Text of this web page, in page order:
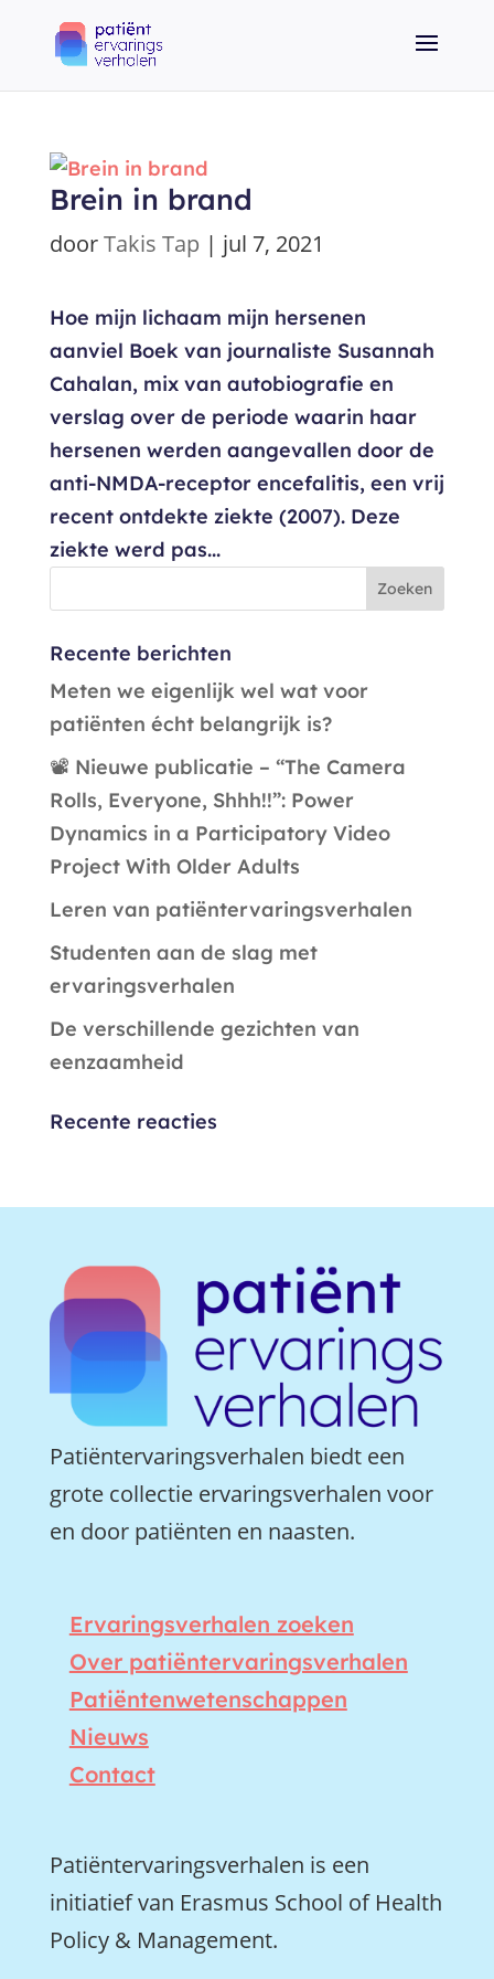
Brein in brand
doorTakis Tap | jul 7, 2021
Hoe mijn lichaam mijn hersenen
aanviel Boek van journaliste Susannah
Cahalan, mix van autobiografie en
verslag over de periode waarin haar
hersenen werden aangevallen door de
anti-NMDA-receptor encefalitis, een vrij
recent ontdekte ziekte (2007). Deze
ziekte werd pas...
Recente berichten
Meten we eigenlijk wel wat voor
patiënten écht belangrijk is?
📽️ Nieuwe publicatie – “The Camera
Rolls, Everyone, Shhh!!”: Power
Dynamics in a Participatory Video
Project With Older Adults
Leren van patiëntervaringsverhalen
Studenten aan de slag met
ervaringsverhalen
De verschillende gezichten van
eenzaamheid
Recente reacties
Patiëntervaringsverhalen biedt een
grote collectie ervaringsverhalen voor
en door patiënten en naasten.
Ervaringsverhalen zoeken
Over patiëntervaringsverhalen
Patiëntenwetenschappen
Nieuws
Contact
Patiëntervaringsverhalen is een
initiatief van Erasmus School of Health
Policy & Management.